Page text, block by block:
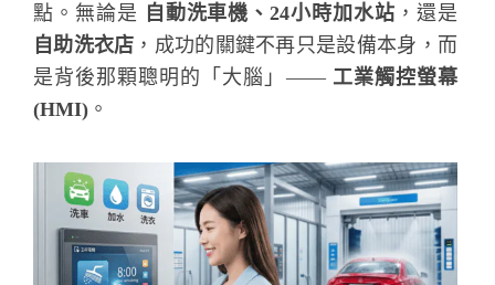
點。無論是
自動洗車機、24小時加水站 ，還是
自助洗衣店 ，成功的關鍵不再只是設備本身，而
是背後那顆聰明的「大腦」—— 工業觸控螢幕
(HMI) 。